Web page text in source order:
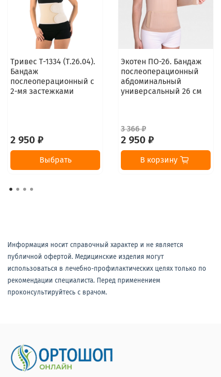
Тривес Т-1334 (Т.26.04).
Бандаж
послеоперационный с
2-мя застежками
2 950 ₽
Выбрать
Экотен ПО-26. Бандаж
послеоперационный
абдоминальный
универсальный 26 см
3 366 ₽
2 950 ₽
В корзину
Информация носит справочный характер и не является
публичной офертой. Медицинские изделия могут
использоваться в лечебно-профилактических целях только по
рекомендации специалиста. Перед применением
проконсультируйтесь с врачом.